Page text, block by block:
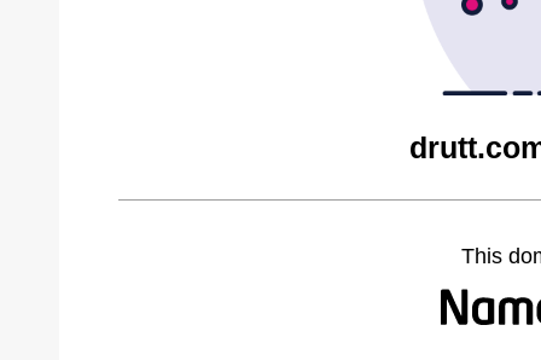
This